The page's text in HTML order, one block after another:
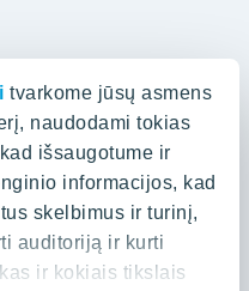
tvarkome jūsų asmens
naudodami tokias
išsaugotume ir
informacijos, kad
skelbimus ir turinį,
auditoriją ir kurti
ir kokiais tikslais